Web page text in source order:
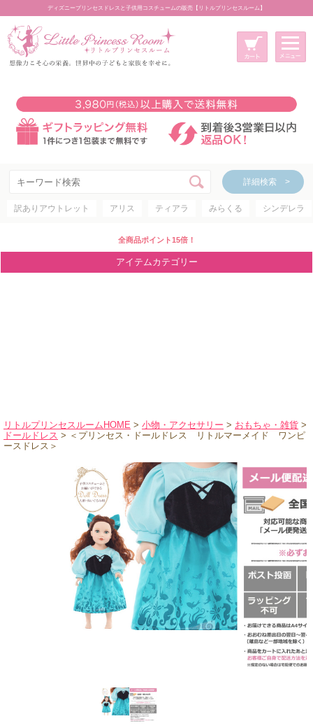
ディズニープリンセスドレスと子供用コスチュームの販売【リトルプリンセスルーム】
詳細検索 >
訳ありアウトレット アリス ティアラ みらくる シンデレラ
全商品ポイント15倍！
アイテムカテゴリー
リトルプリンセスルームHOME > 小物・アクセサリー > おもちゃ・雑貨 >
ドールドレス > ＜プリンセス・ドールドレス リトルマーメイド ワンピ
ースドレス＞
新規会員登録
マイページ
カート
詳細検索 >
アイテムカテゴリー
ディズニープリンセス
ディズニキャラクター
アウトレット
ショッピングインフォメーション
会社概要
お支払・送料
返品・交換
サイズの測り方
よくあるご質問
レビューを見る
ブログ
お問い合わせ